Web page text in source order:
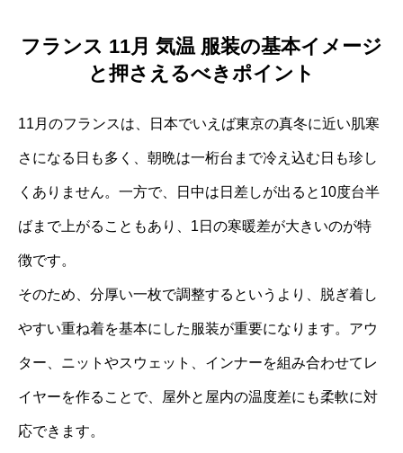
フランス 11月 気温 服装の基本イメージ
と押さえるべきポイント
11月のフランスは、日本でいえば東京の真冬に近い肌寒
さになる日も多く、朝晩は一桁台まで冷え込む日も珍し
くありません。一方で、日中は日差しが出ると10度台半
ばまで上がることもあり、1日の寒暖差が大きいのが特
徴です。
そのため、分厚い一枚で調整するというより、脱ぎ着し
やすい重ね着を基本にした服装が重要になります。アウ
ター、ニットやスウェット、インナーを組み合わせてレ
イヤーを作ることで、屋外と屋内の温度差にも柔軟に対
応できます。